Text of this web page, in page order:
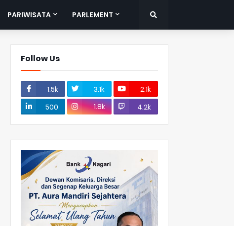
PARIWISATA PARLEMENT
Follow Us
1.5k 3.1k
2.1k
500
1.8k 4.2k